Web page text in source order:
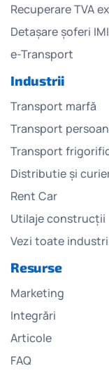
Recuperare TVA
Detașare șoferi IMI
e-Transport
Industrii
Transport marfă
Transport
Transport
Distributie și
Rent Car
Utilaje construcții
Vezi toate
Resurse
Marketing
Integrări
Articole
FAQ